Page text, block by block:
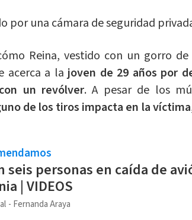
por una cámara de seguridad
Reina, vestido con un gorro
acerca a la joven de 29 años por
un revólver. A pesar de los
de los tiros impacta en la víctima
seis personas en caída de
| VIDEOS
Fernanda Araya